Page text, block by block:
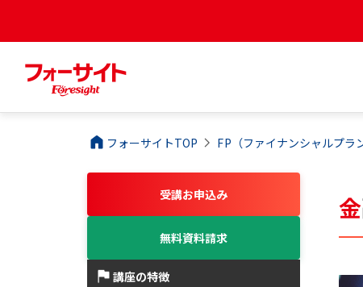
フォーサイトTOP FP（ファイナンシャルプラ
金
受講お申込み
無料資料請求
講座の特徴